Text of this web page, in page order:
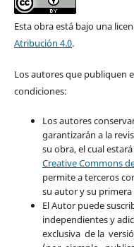
Esta obra está bajo una
Atribución 4.0.
Los autores que publiquen
condiciones:
Los autores
garantizarán a la
su obra, el cual
Creative Commons
permite a terceros
su autor y su
El Autor puede
independientes y
exclusiva de la